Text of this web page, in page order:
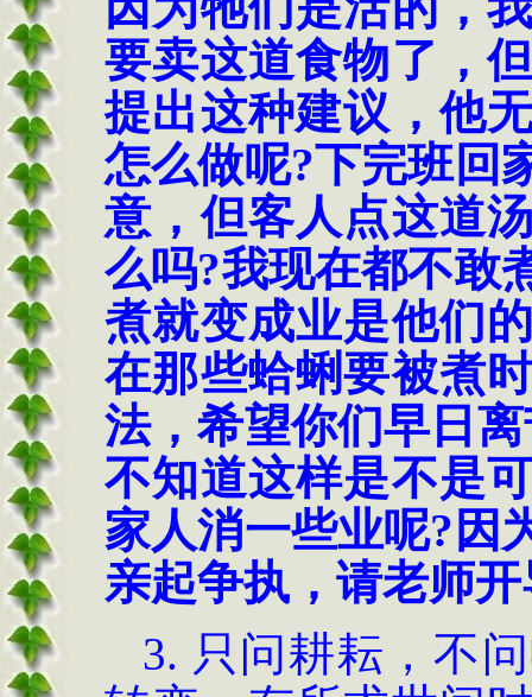
要卖这道食物了，
提出这种建议，他
怎么做呢?下完班回
意，但客人点这道
么吗?我现在都不敢
煮就变成业是他们
在那些蛤蜊要被煮
法，希望你们早日
不知道这样是不是
家人消一些业呢? 因
亲起争执，请老师
3. 只问耕耘，不